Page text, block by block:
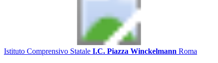
Istituto Comprensivo Statale I.C. Piazza Winckelmann Roma